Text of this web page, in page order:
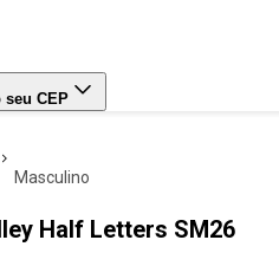
seu CEP
masculino
Half Letters SM26